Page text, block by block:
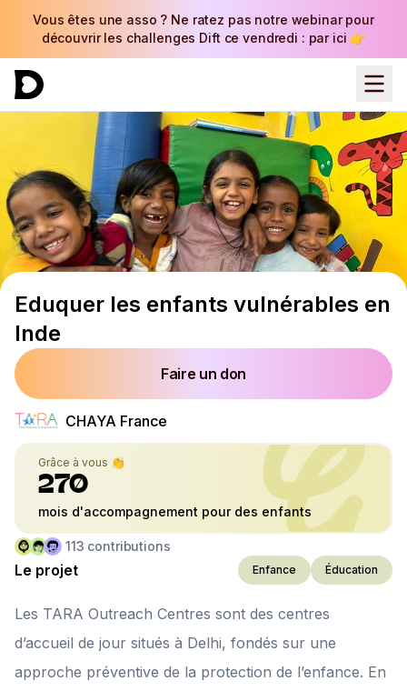
Vous êtes une asso ? Ne ratez pas notre webinar pour
découvrir les challenges Dift ce vendredi : par ici 👉
Eduquer les enfants vulnérables en
Inde
Faire un don
CHAYA France
Grâce à vous 👏
270
mois d'accompagnement pour des enfants
113 contributions
Le projet Enfance Éducation
Les TARA Outreach Centres sont des centres
d’accueil de jour situés à Delhi, fondés sur une
approche préventive de la protection de l’enfance. En